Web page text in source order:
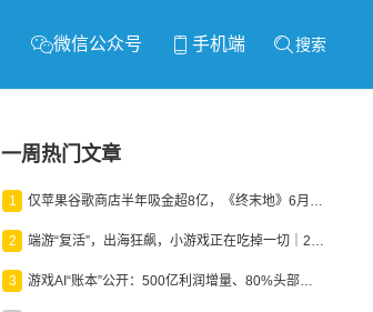
微信公众号 手机端 搜索
一周热门文章
1 仅苹果谷歌商店半年吸金超8亿，《终末地》6月份收入显著回暖
2 端游“复活”，出海狂飙，小游戏正在吃掉一切｜2026上半年产业报告
3 游戏AI“账本”公开：500亿利润增量、80%头部入局，谁在闷声发财？